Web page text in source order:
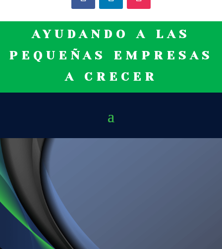
AYUDANDO A LAS
PEQUEÑAS EMPRESAS
A CRECER